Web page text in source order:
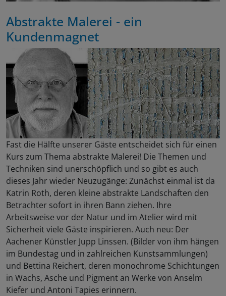
Abstrakte Malerei - ein
Kundenmagnet
Fast die Hälfte unserer Gäste entscheidet sich für einen
Kurs zum Thema abstrakte Malerei! Die Themen und
Techniken sind unerschöpflich und so gibt es auch
dieses Jahr wieder Neuzugänge: Zunächst einmal ist da
Katrin Roth, deren kleine abstrakte Landschaften den
Betrachter sofort in ihren Bann ziehen. Ihre
Arbeitsweise vor der Natur und im Atelier wird mit
Sicherheit viele Gäste inspirieren. Auch neu: Der
Aachener Künstler Jupp Linssen. (Bilder von ihm hängen
im Bundestag und in zahlreichen Kunstsammlungen)
und Bettina Reichert, deren monochrome Schichtungen
in Wachs, Asche und Pigment an Werke von Anselm
Kiefer und Antoni Tapies erinnern.